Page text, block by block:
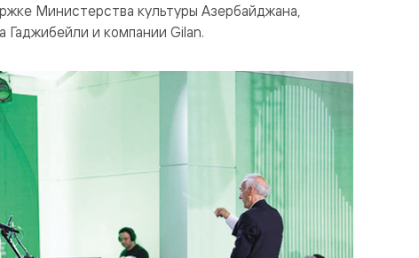
Министерства культуры Азербайджана,
и компании Gilan.